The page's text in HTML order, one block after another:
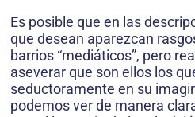
Es posible que en las
que desean aparezcan
barrios “mediáticos”, pero
aseverar que son ellos los
seductoramente en su
podemos ver de manera